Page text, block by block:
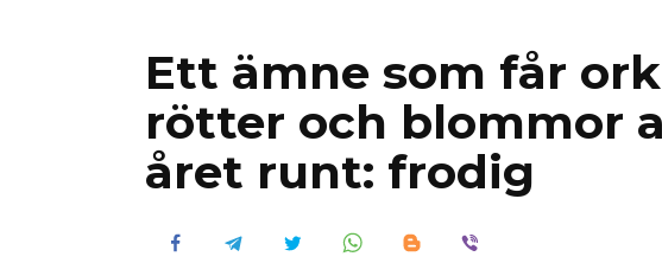
Ett ämne som får
rötter och blommor
året runt: frodig